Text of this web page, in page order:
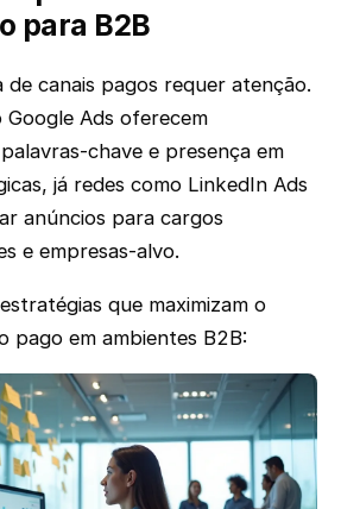
para B2B
de canais pagos requer atenção.
Ads oferecem
chave e presença em
já redes como LinkedIn Ads
anúncios para cargos
e empresas-alvo.
que maximizam o
pago em ambientes B2B: